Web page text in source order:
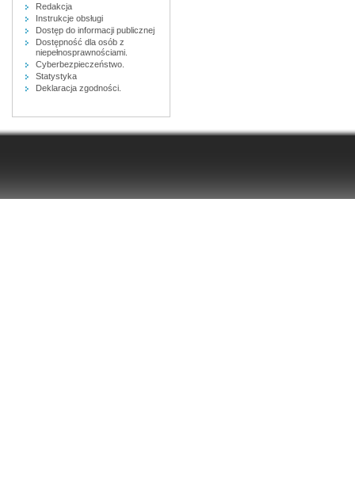
Redakcja
Instrukcje obsługi
Dostęp do informacji publicznej
Dostępność dla osób z
niepełnosprawnościami.
Cyberbezpieczeństwo.
Statystyka
Deklaracja zgodności.